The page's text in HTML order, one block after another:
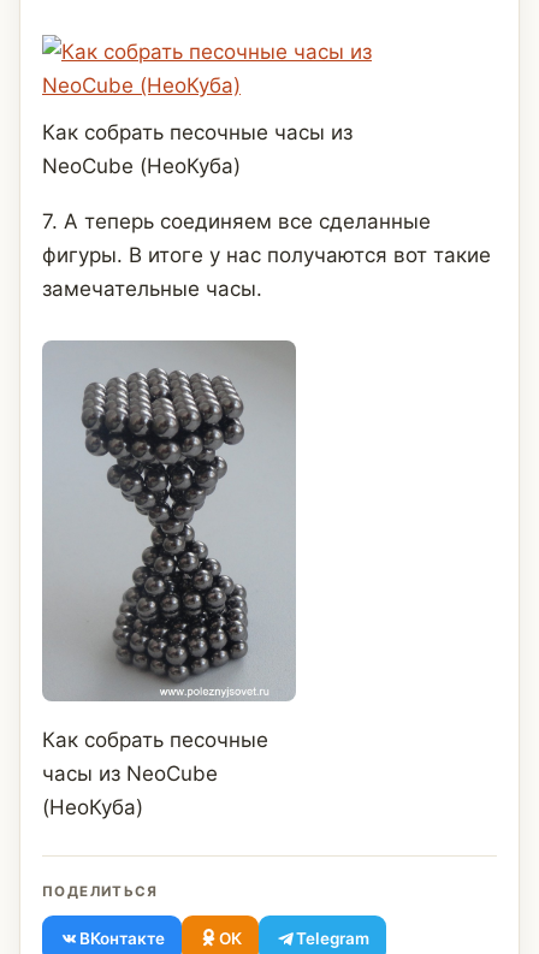
Как собрать песочные часы из
NeoCube (НеоКуба)
7. А теперь соединяем все сделанные
фигуры. В итоге у нас получаются вот такие
замечательные часы.
Как собрать песочные
часы из NeoCube
(НеоКуба)
ПОДЕЛИТЬСЯ
ВКонтакте ОК Telegram